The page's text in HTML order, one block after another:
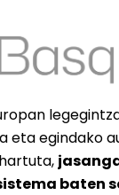
eta egindako
baten